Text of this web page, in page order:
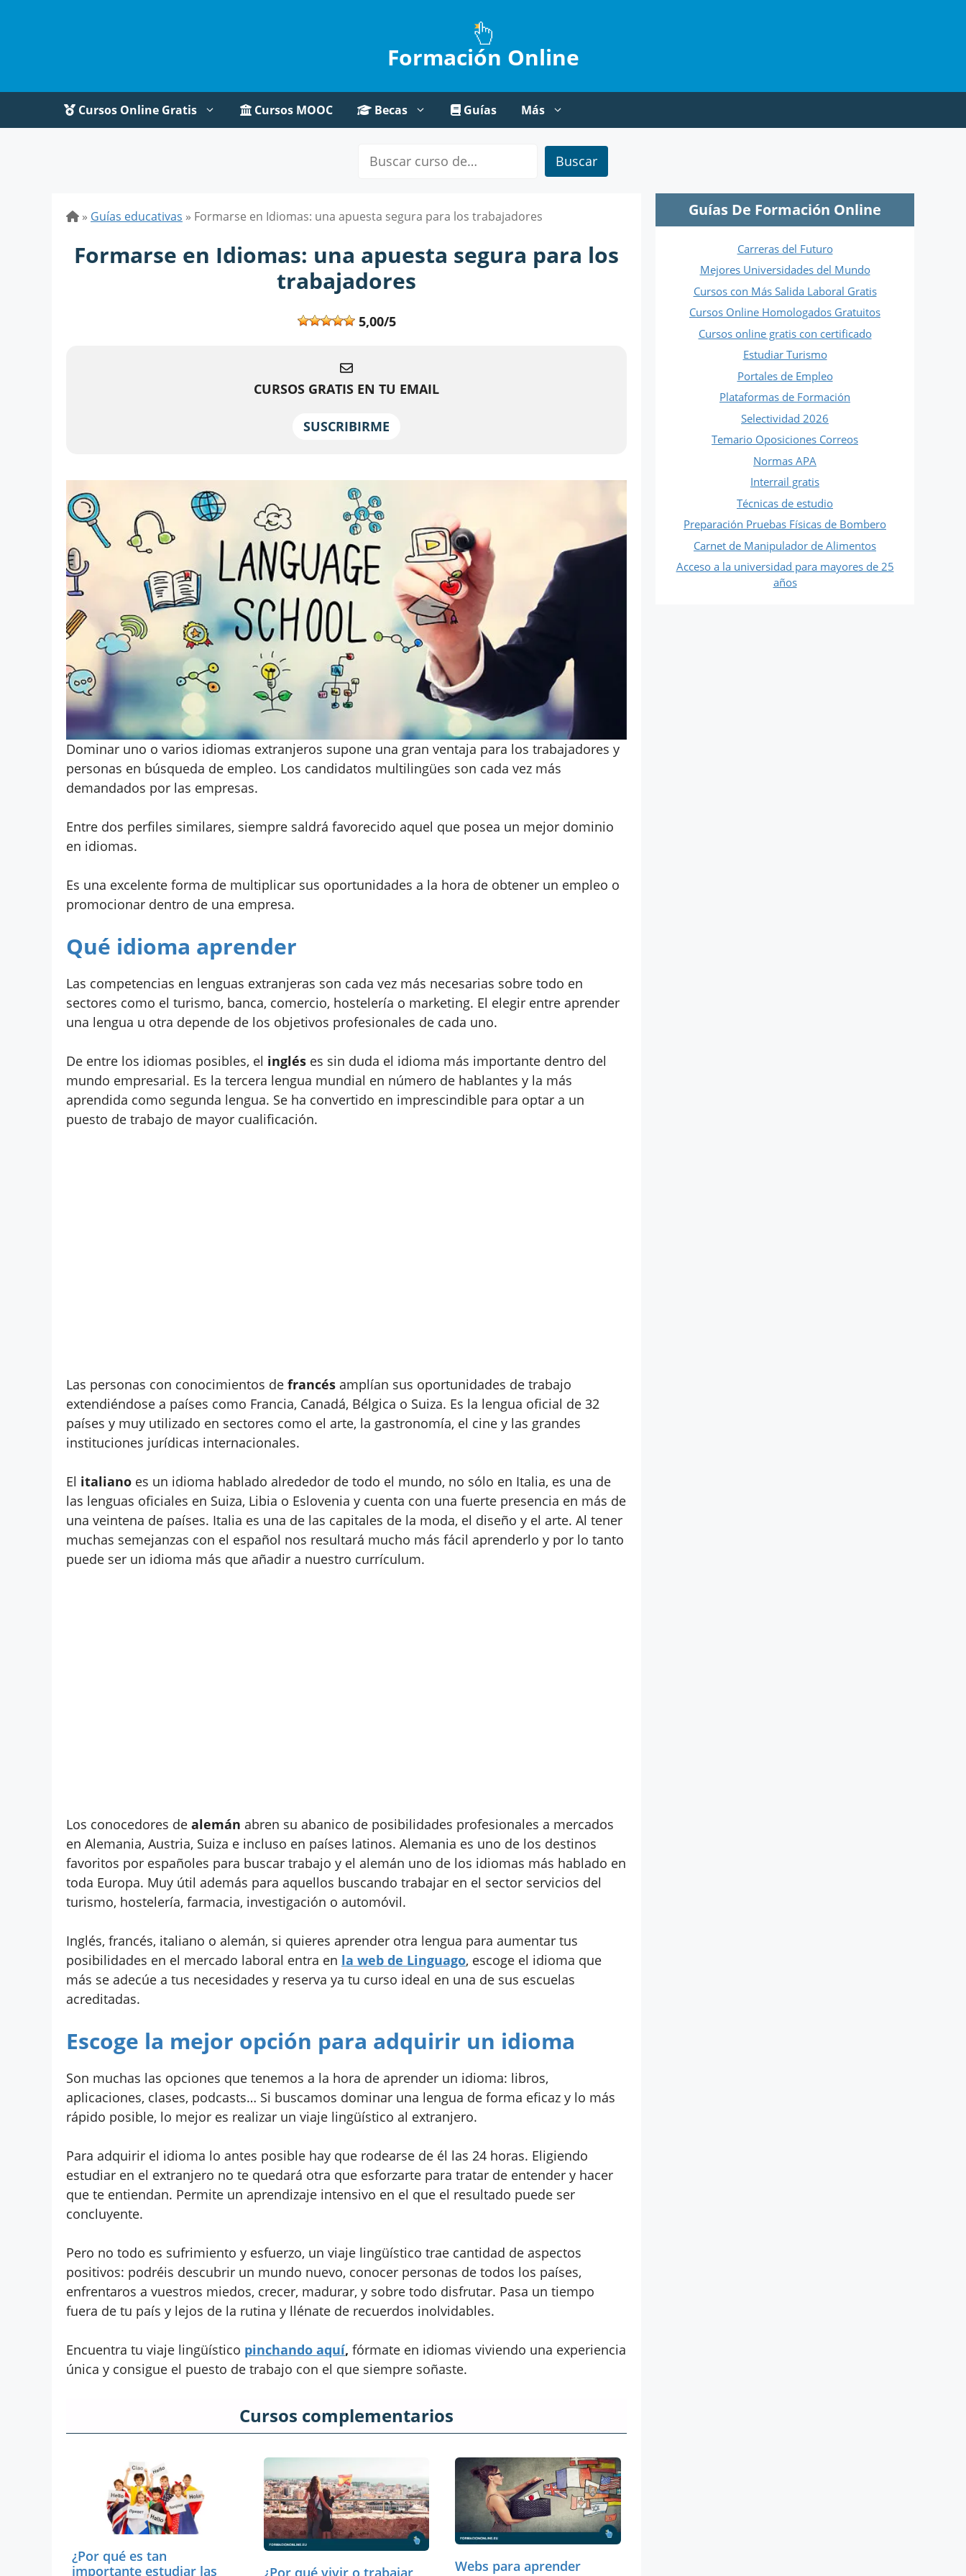
Formación Online
Cursos Online Gratis Cursos MOOC Becas Guías Más
Buscar
» Guías educativas » Formarse en Idiomas: una apuesta segura para los trabajadores
Formarse en Idiomas: una apuesta segura para los
trabajadores
5,00/5
CURSOS GRATIS EN TU EMAIL
SUSCRIBIRME
Dominar uno o varios idiomas extranjeros supone una gran ventaja para los trabajadores y
personas en búsqueda de empleo. Los candidatos multilingües son cada vez más
demandados por las empresas.
Entre dos perfiles similares, siempre saldrá favorecido aquel que posea un mejor dominio
en idiomas.
Es una excelente forma de multiplicar sus oportunidades a la hora de obtener un empleo o
promocionar dentro de una empresa.
Qué idioma aprender
Las competencias en lenguas extranjeras son cada vez más necesarias sobre todo en
sectores como el turismo, banca, comercio, hostelería o marketing. El elegir entre aprender
una lengua u otra depende de los objetivos profesionales de cada uno.
De entre los idiomas posibles, el inglés es sin duda el idioma más importante dentro del
mundo empresarial. Es la tercera lengua mundial en número de hablantes y la más
aprendida como segunda lengua. Se ha convertido en imprescindible para optar a un
puesto de trabajo de mayor cualificación.
Las personas con conocimientos de francés amplían sus oportunidades de trabajo
extendiéndose a países como Francia, Canadá, Bélgica o Suiza. Es la lengua oficial de 32
países y muy utilizado en sectores como el arte, la gastronomía, el cine y las grandes
instituciones jurídicas internacionales.
El italiano es un idioma hablado alrededor de todo el mundo, no sólo en Italia, es una de
las lenguas oficiales en Suiza, Libia o Eslovenia y cuenta con una fuerte presencia en más de
una veintena de países. Italia es una de las capitales de la moda, el diseño y el arte. Al tener
muchas semejanzas con el español nos resultará mucho más fácil aprenderlo y por lo tanto
puede ser un idioma más que añadir a nuestro currículum.
Los conocedores de alemán abren su abanico de posibilidades profesionales a mercados
en Alemania, Austria, Suiza e incluso en países latinos. Alemania es uno de los destinos
favoritos por españoles para buscar trabajo y el alemán uno de los idiomas más hablado en
toda Europa. Muy útil además para aquellos buscando trabajar en el sector servicios del
turismo, hostelería, farmacia, investigación o automóvil.
Inglés, francés, italiano o alemán, si quieres aprender otra lengua para aumentar tus
posibilidades en el mercado laboral entra en la web de Linguago, escoge el idioma que
más se adecúe a tus necesidades y reserva ya tu curso ideal en una de sus escuelas
acreditadas.
Escoge la mejor opción para adquirir un idioma
Son muchas las opciones que tenemos a la hora de aprender un idioma: libros,
aplicaciones, clases, podcasts… Si buscamos dominar una lengua de forma eficaz y lo más
rápido posible, lo mejor es realizar un viaje lingüístico al extranjero.
Para adquirir el idioma lo antes posible hay que rodearse de él las 24 horas. Eligiendo
estudiar en el extranjero no te quedará otra que esforzarte para tratar de entender y hacer
que te entiendan. Permite un aprendizaje intensivo en el que el resultado puede ser
concluyente.
Pero no todo es sufrimiento y esfuerzo, un viaje lingüístico trae cantidad de aspectos
positivos: podréis descubrir un mundo nuevo, conocer personas de todos los países,
enfrentaros a vuestros miedos, crecer, madurar, y sobre todo disfrutar. Pasa un tiempo
fuera de tu país y lejos de la rutina y llénate de recuerdos inolvidables.
Encuentra tu viaje lingüístico pinchando aquí, fórmate en idiomas viviendo una experiencia
única y consigue el puesto de trabajo con el que siempre soñaste.
Cursos complementarios
¿Por qué es tan
importante estudiar las
Webs para aprender
Guías De Formación Online
Carreras del Futuro
Mejores Universidades del Mundo
Cursos con Más Salida Laboral Gratis
Cursos Online Homologados Gratuitos
Cursos online gratis con certificado
Estudiar Turismo
Portales de Empleo
Plataformas de Formación
Selectividad 2026
Temario Oposiciones Correos
Normas APA
Interrail gratis
Técnicas de estudio
Preparación Pruebas Físicas de Bombero
Carnet de Manipulador de Alimentos
Acceso a la universidad para mayores de 25
años